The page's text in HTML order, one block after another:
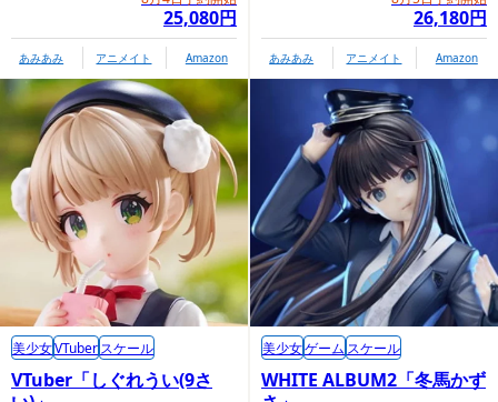
25,080円
あみあみ アニメイト Amazon
26,180円
あみあみ アニメイト Amazon
VTuber「しぐれうい(9さ
美少女VTuberスケール
WHITE ALBUM2「冬馬かず
美少女ゲーム スケール